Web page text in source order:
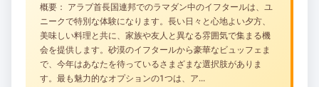
概要： アラブ首長国連邦でのラマダン中のイフタールは、ユ
ニークで特別な体験になります。長い日々と心地よい夕方、
美味しい料理と共に、家族や友人と異なる雰囲気で集まる機
会を提供します。砂漠のイフタールから豪華なビュッフェま
で、今年はあなたを待っているさまざまな選択肢がありま
す。最も魅力的なオプションの1つは、ア...